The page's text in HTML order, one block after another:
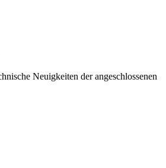
Neuigkeiten der angeschlossenen